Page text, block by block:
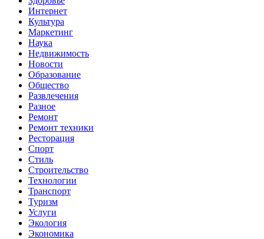
Интернет
Культура
Маркетинг
Наука
Недвижимость
Новости
Образование
Общество
Развлечения
Разное
Ремонт
Ремонт техники
Ресторация
Спорт
Стиль
Строительство
Технологии
Транспорт
Туризм
Услуги
Экология
Экономика